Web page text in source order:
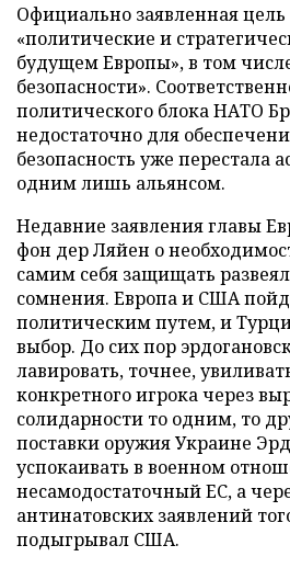
Официально заявленная цель
«политические и
будущем Европы», в том
безопасности».
политического блока НАТО
недостаточно для
безопасность уже перестала
одним лишь альянсом.
Недавние заявления главы
фон дер Ляйен о
самим себя защищать
сомнения. Европа и США
политическим путем, и
выбор. До сих пор
лавировать, точнее,
конкретного игрока через
солидарности то одним, то
поставки оружия Украине
успокаивать в военном
несамодостаточный ЕС, а
антинатовских заявлений
подыгрывал США.